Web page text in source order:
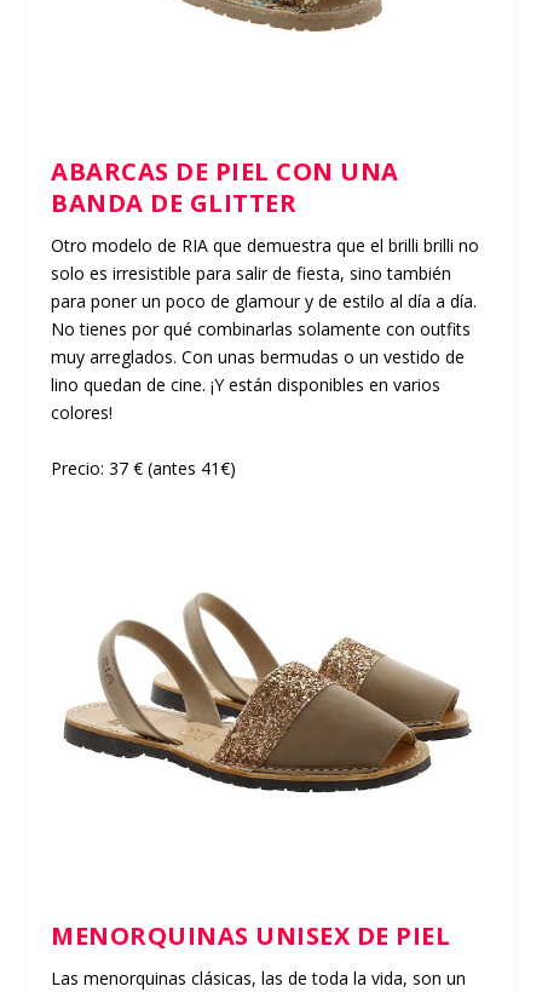
ABARCAS DE PIEL CON UNA
BANDA DE GLITTER
Otro modelo de RIA que demuestra que el brilli brilli no
solo es irresistible para salir de fiesta, sino también
para poner un poco de glamour y de estilo al día a día.
No tienes por qué combinarlas solamente con outfits
muy arreglados. Con unas bermudas o un vestido de
lino quedan de cine. ¡Y están disponibles en varios
colores!
Precio: 37 € (antes 41€)
MENORQUINAS UNISEX DE PIEL
Las menorquinas clásicas, las de toda la vida, son un